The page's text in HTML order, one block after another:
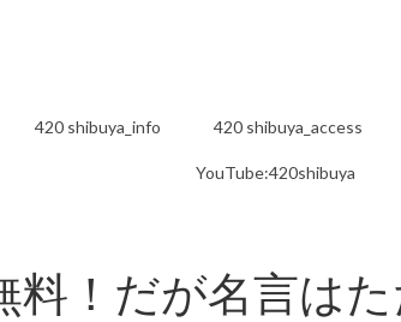
420 shibuya_info 420 shibuya_access
YouTube:420shibuya
料！だが名言は